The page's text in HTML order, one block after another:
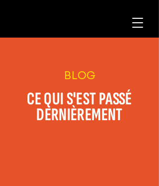
BLOG
CE QUI S'EST PASSÉ
DERNIÈREMENT